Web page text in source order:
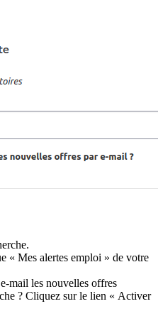
« Mes alertes emploi » de votre
mail les nouvelles offres
? Cliquez sur le lien « Activer